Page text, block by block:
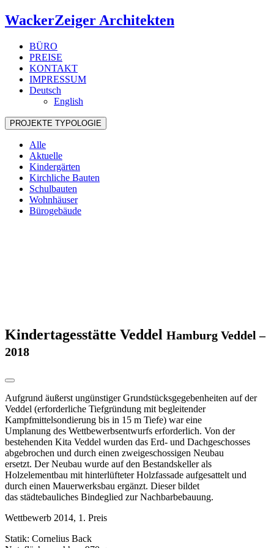
WackerZeiger Architekten
BÜRO
PREISE
KONTAKT
IMPRESSUM
Deutsch
English
PROJEKTE TYPOLOGIE
Alle
Aktuelle
Kindergärten
Kirchliche Bauten
Schulbauten
Wohnhäuser
Bürogebäude
Kindertagesstätte Veddel Hamburg Veddel –
2018
Aufgrund äußerst ungünstiger Grundstücksgegebenheiten auf der
Veddel (erforderliche Tiefgründung mit begleitender
Kampfmittelsondierung bis in 15 m Tiefe) war eine
Umplanung des Wettbewerbsentwurfs erforderlich. Von der
bestehenden Kita Veddel wurden das Erd- und Dachgeschosses
abgebrochen und durch einen zweigeschossigen Neubau
ersetzt. Der Neubau wurde auf den Bestandskeller als
Holzelementbau mit hinterlüfteter Holzfassade aufgesattelt und
durch einen Mauerwerksbau ergänzt. Dieser bildet
das städtebauliches Bindeglied zur Nachbarbebauung.
Wettbewerb 2014, 1. Preis
Statik: Cornelius Back